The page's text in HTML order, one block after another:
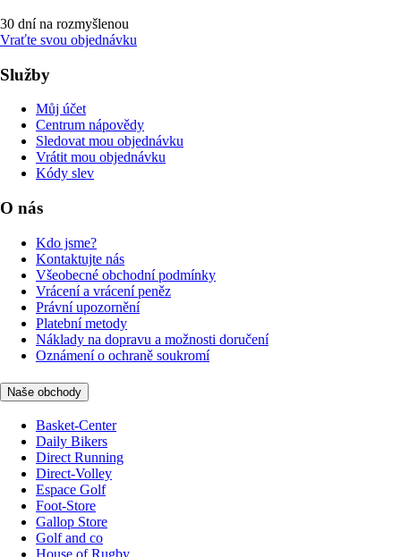
30 dní na rozmyšlenou
Vraťte svou objednávku
Služby
Můj účet
Centrum nápovědy
Sledovat mou objednávku
Vrátit mou objednávku
Kódy slev
O nás
Kdo jsme?
Kontaktujte nás
Všeobecné obchodní podmínky
Vrácení a vrácení peněz
Právní upozornění
Platební metody
Náklady na dopravu a možnosti doručení
Oznámení o ochraně soukromí
Naše obchody
Basket-Center
Daily Bikers
Direct Running
Direct-Volley
Espace Golf
Foot-Store
Gallop Store
Golf and co